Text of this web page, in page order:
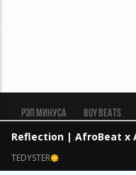
Reflection | AfroBeat x
TEDYSTER
Рэп минуса BUY BEATS
Рэп биты
Реклама
Безопасная сделка